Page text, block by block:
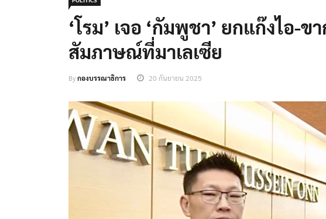
‘โรม’ เจอ ‘กัมพูชา’ ยกแก๊งไอ-
สัมภาษณ์ที่มาเลเซีย
Byกองบรรณาธิการ 20 กันยายน 2025